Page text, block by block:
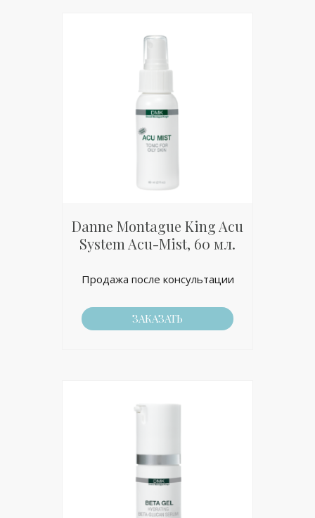
Danne Montague King Acu
System Acu-Mist, 60 мл.
Продажа после консультации
ЗАКАЗАТЬ